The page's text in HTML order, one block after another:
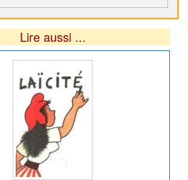
Lire aussi ...